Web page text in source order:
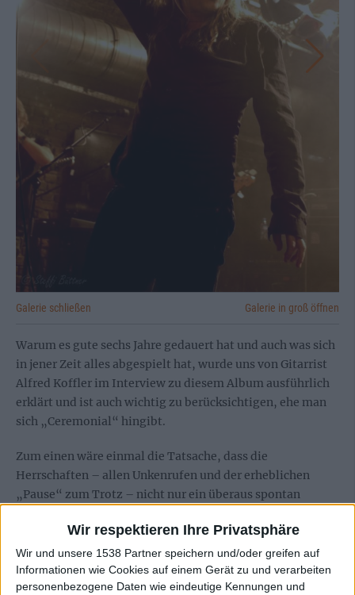
Wir respektieren Ihre Privatsphäre
Wir und unsere 1538 Partner speichern und/oder greifen auf
Informationen wie Cookies auf einem Gerät zu und verarbeiten
personenbezogene Daten wie eindeutige Kennungen und
Galerie schließen Galerie in groß öffnen
Warum es gute sechs Jahre gedauert hat und auch was sich
in jener Zeit alles abgespielt hat, wurde uns von Gitarrist
Alfred Koffler im Interview zu diesem Album ausführlich
erklärt und ist auch wichtig zu berücksichtigen, ehe man
sich „Ceremonial“ hingibt.
Zum einen wäre einmal die Tatsache, dass die
Herrschaften – allen Unkenrufen und der erheblichen
„Pause“ zum Trotz – nicht nur ein überaus spontan
einem Jahr tatsächlich mit den Arbeiten dafür begannen
und die Nummern laut Alfred „frei Schnauze“ komponiert
werden konnten.